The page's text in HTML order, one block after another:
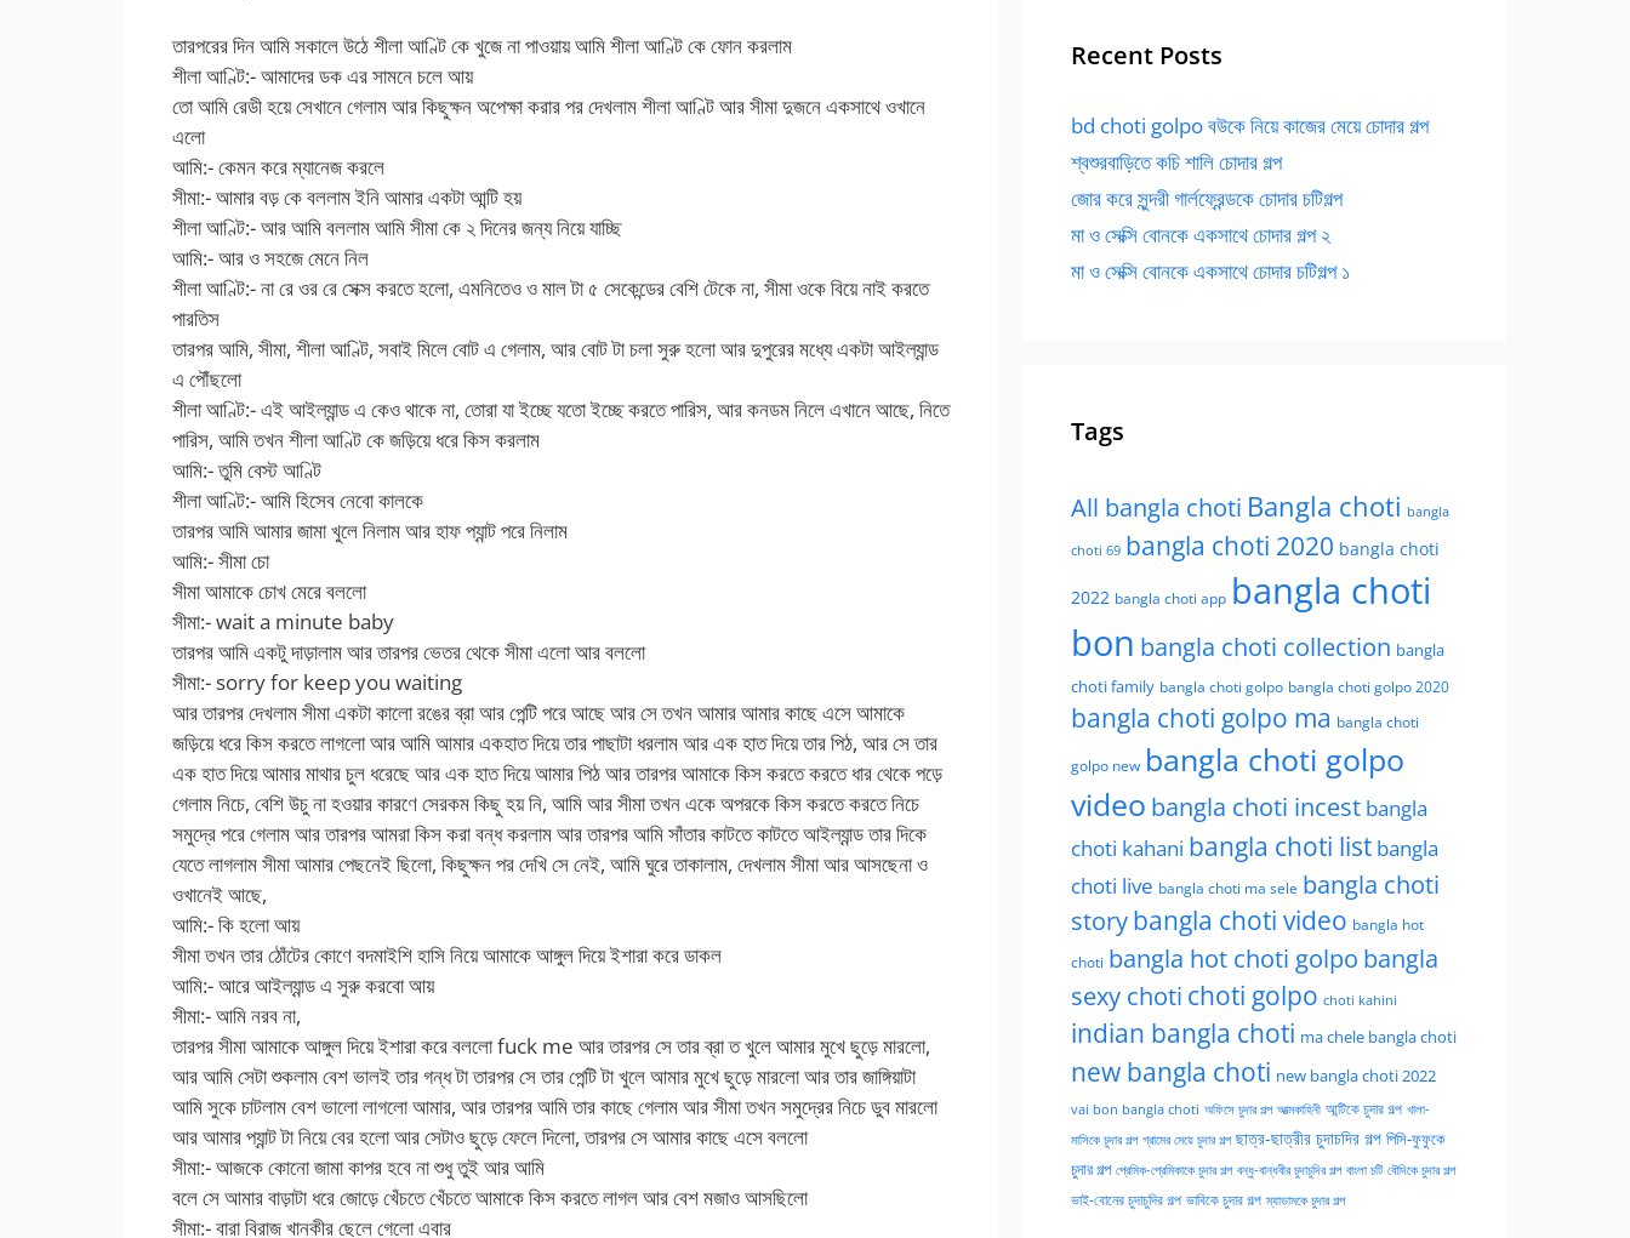
তারপরের দিন আমি সকালে উঠে শীলা আণ্টি কে খুজে না পাওয়ায় আমি শীলা আণ্টি কে ফোন করলাম
শীলা আণ্টি:- আমাদের ডক এর সামনে চলে আয়
তো আমি রেডী হয়ে সেখানে গেলাম আর কিছুক্ষন অপেক্ষা করার পর দেখলাম শীলা আণ্টি আর সীমা দুজনে একসাথে ওখানে
এলো
আমি:- কেমন করে ম্যানেজ করলে
সীমা:- আমার বড় কে বললাম ইনি আমার একটা আন্টি হয়
শীলা আণ্টি:- আর আমি বললাম আমি সীমা কে ২ দিনের জন্য নিয়ে যাচ্ছি
আমি:- আর ও সহজে মেনে নিল
শীলা আণ্টি:- না রে ওর রে সেক্স করতে হলো, এমনিতেও ও মাল টা ৫ সেকেন্ডের বেশি টেকে না, সীমা ওকে বিয়ে নাই করতে
পারতিস
তারপর আমি, সীমা, শীলা আণ্টি, সবাই মিলে বোট এ গেলাম, আর বোট টা চলা সুরু হলো আর দুপুরের মধ্যে একটা আইল্যান্ড
এ পৌঁছলো
শীলা আণ্টি:- এই আইল্যান্ড এ কেও থাকে না, তোরা যা ইচ্ছে যতো ইচ্ছে করতে পারিস, আর কনডম নিলে এখানে আছে, নিতে
পারিস, আমি তখন শীলা আণ্টি কে জড়িয়ে ধরে কিস করলাম
আমি:- তুমি বেস্ট আণ্টি
শীলা আণ্টি:- আমি হিসেব নেবো কালকে
তারপর আমি আমার জামা খুলে নিলাম আর হাফ প্যান্ট পরে নিলাম
আমি:- সীমা চো
সীমা আমাকে চোখ মেরে বললো
সীমা:- wait a minute baby
তারপর আমি একটু দাড়ালাম আর তারপর ভেতর থেকে সীমা এলো আর বললো
সীমা:- sorry for keep you waiting
আর তারপর দেখলাম সীমা একটা কালো রঙের ব্রা আর পেন্টি পরে আছে আর সে তখন আমার আমার কাছে এসে আমাকে
জড়িয়ে ধরে কিস করতে লাগলো আর আমি আমার একহাত দিয়ে তার পাছাটা ধরলাম আর এক হাত দিয়ে তার পিঠ, আর সে তার
এক হাত দিয়ে আমার মাথার চুল ধরেছে আর এক হাত দিয়ে আমার পিঠ আর তারপর আমাকে কিস করতে করতে ধার থেকে পড়ে
গেলাম নিচে, বেশি উচু না হওয়ার কারণে সেরকম কিছু হয় নি, আমি আর সীমা তখন একে অপরকে কিস করতে করতে নিচে
সমুদ্রে পরে গেলাম আর তারপর আমরা কিস করা বন্ধ করলাম আর তারপর আমি সাঁতার কাটতে কাটতে আইল্যান্ড তার দিকে
যেতে লাগলাম সীমা আমার পেছনেই ছিলো, কিছুক্ষন পর দেখি সে নেই, আমি ঘুরে তাকালাম, দেখলাম সীমা আর আসছেনা ও
ওখানেই আছে,
আমি:- কি হলো আয়
সীমা তখন তার ঠোঁটের কোণে বদমাইশি হাসি নিয়ে আমাকে আঙ্গুল দিয়ে ইশারা করে ডাকল
আমি:- আরে আইল্যান্ড এ সুরু করবো আয়
সীমা:- আমি নরব না,
তারপর সীমা আমাকে আঙ্গুল দিয়ে ইশারা করে বললো fuck me আর তারপর সে তার ব্রা ত খুলে আমার মুখে ছুড়ে মারলো,
আর আমি সেটা শুকলাম বেশ ভালই তার গন্ধ টা তারপর সে তার পেন্টি টা খুলে আমার মুখে ছুড়ে মারলো আর তার জাঙ্গিয়াটা
আমি সুকে চাটলাম বেশ ভালো লাগলো আমার, আর তারপর আমি তার কাছে গেলাম আর সীমা তখন সমুদ্রের নিচে ডুব মারলো
আর আমার প্যান্ট টা নিয়ে বের হলো আর সেটাও ছুড়ে ফেলে দিলো, তারপর সে আমার কাছে এসে বললো
সীমা:- আজকে কোনো জামা কাপর হবে না শুধু তুই আর আমি
বলে সে আমার বাড়াটা ধরে জোড়ে খেঁচতে খেঁচতে আমাকে কিস করতে লাগল আর বেশ মজাও আসছিলো
সীমা:- বারা বিরাজ খানকীর ছেলে গেলো এবার
Recent Posts
bd choti golpo বউকে নিয়ে কাজের মেয়ে চোদার গল্প
শ্বশুরবাড়িতে কচি শালি চোদার গল্প
জোর করে সুন্দরী গার্লফ্রেন্ডকে চোদার চটিগল্প
মা ও সেক্সি বোনকে একসাথে চোদার গল্প ২
মা ও সেক্সি বোনকে একসাথে চোদার চটিগল্প ১
Tags
All bangla choti Bangla choti bangla
choti 69 bangla choti 2020 bangla choti
2022 bangla choti app bangla choti
bon bangla choti collection bangla
choti family bangla choti golpo bangla choti golpo 2020
bangla choti golpo ma bangla choti
golpo new bangla choti golpo
video bangla choti incest bangla
choti kahani bangla choti list bangla
choti live bangla choti ma sele bangla choti
storybangla choti video bangla hot
choti bangla hot choti golpo bangla
sexy choti choti golpo choti kahini
indian bangla choti ma chele bangla choti
new bangla choti new bangla choti 2022
vai bon bangla choti অফিসে চুদার গল্প আত্মকাহিনী আন্টিকে চুদার গল্প খালা-
মাসিকে চুদার গল্প গ্রামের মেয়ে চুদার গল্প ছাত্র-ছাত্রীর চুদাচদির গল্প পিসি-ফুফুকে
চুদার গল্প প্রেমিক-প্রেমিকাকে চুদার গল্প বন্ধু-বান্ধবীর চুদাচুদির গল্প বাংলা চটি বৌদিকে চুদার গল্প
ভাই-বোনের চুদাচুদির গল্প ভাবিকে চুদার গল্প ম্যাডামকে চুদার গল্প